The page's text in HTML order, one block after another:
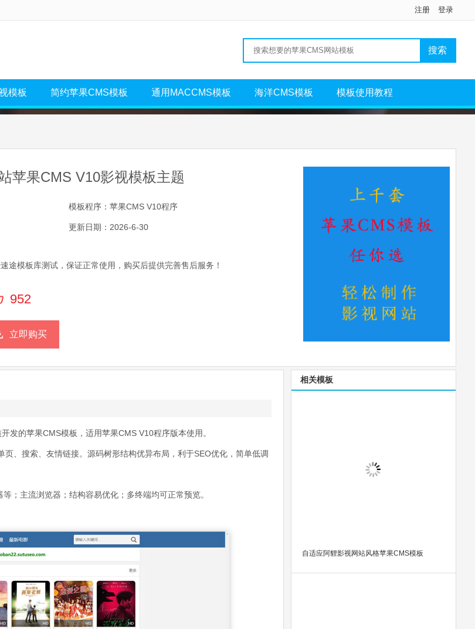
注册 登录
模板 简约苹果CMS模板 通用MACCMS模板 海洋CMS模板 模板使用教程
苹果CMS V10影视模板主题
模板程序：苹果CMS V10程序
更新日期：2026-6-30
途模板库测试，保证正常使用，购买后提供完善售后服务！
952
立即购买
发的苹果CMS模板，适用苹果CMS V10程序版本使用。
、搜索、友情链接。源码树形结构优异布局，利于SEO优化，简单低调
；主流浏览器；结构容易优化；多终端均可正常预览。
相关模板
自适应阿貍影视网站风格苹果CMS模板